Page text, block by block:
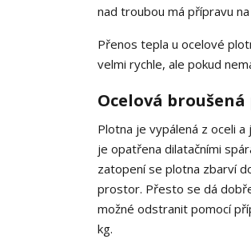
nad troubou má přípravu
Přenos tepla u ocelové
velmi rychle, ale pokud
Ocelová
Plotna je vypálená z oceli
je opatřena dilatačními
zatopení se plotna zbarví
prostor. Přesto se dá
možné odstranit pomocí
kg.